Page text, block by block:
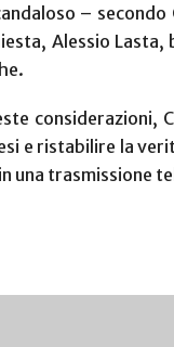
–
Alessio
considerazioni,
e ristabilire la
una trasmissione